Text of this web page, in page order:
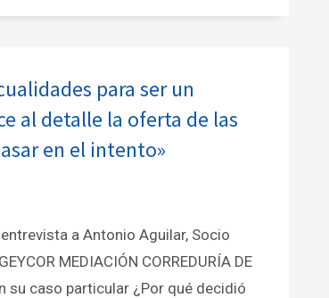
para ser un
al detalle la oferta de las
en el intento»
entrevista a Antonio Aguilar, Socio
MEDIACIÓN CORREDURÍA DE
su caso particular ¿Por qué decidió